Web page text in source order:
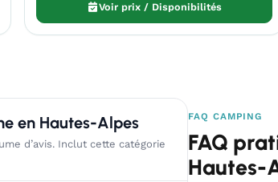
Voir prix / Disponibilités
en Hautes-Alpes
d’avis. Inclut cette catégorie
FAQ CAMPING
FAQ
Hautes-